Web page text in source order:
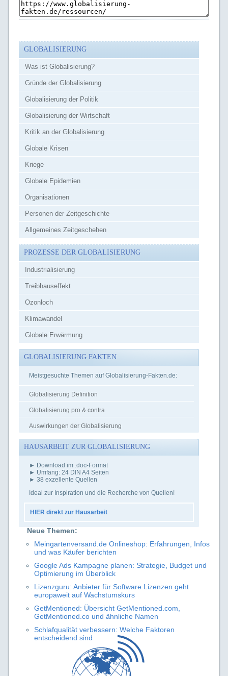
GLOBALISIERUNG
Was ist Globalisierung?
Gründe der Globalisierung
Globalisierung der Politik
Globalisierung der Wirtschaft
Kritik an der Globalisierung
Globale Krisen
Kriege
Globale Epidemien
Organisationen
Personen der Zeitgeschichte
Allgemeines Zeitgeschehen
PROZESSE DER GLOBALISIERUNG
Industrialisierung
Treibhauseffekt
Ozonloch
Klimawandel
Globale Erwärmung
GLOBALISIERUNG FAKTEN
Meistgesuchte Themen auf Globalisierung-Fakten.de:
Globalisierung Definition
Globalisierung pro & contra
Auswirkungen der Globalisierung
HAUSARBEIT ZUR GLOBALISIERUNG
► Download im .doc-Format
► Umfang: 24 DIN A4 Seiten
► 38 exzellente Quellen
Ideal zur Inspiration und die Recherche von Quellen!
HIER direkt zur Hausarbeit
Neue Themen:
Meingartenversand.de Onlineshop: Erfahrungen, Infos
und was Käufer berichten
Google Ads Kampagne planen: Strategie, Budget und
Optimierung im Überblick
Lizenzguru: Anbieter für Software Lizenzen geht
europaweit auf Wachstumskurs
GetMentioned: Übersicht GetMentioned.com,
GetMentioned.co und ähnliche Namen
Schlafqualität verbessern: Welche Faktoren
entscheidend sind